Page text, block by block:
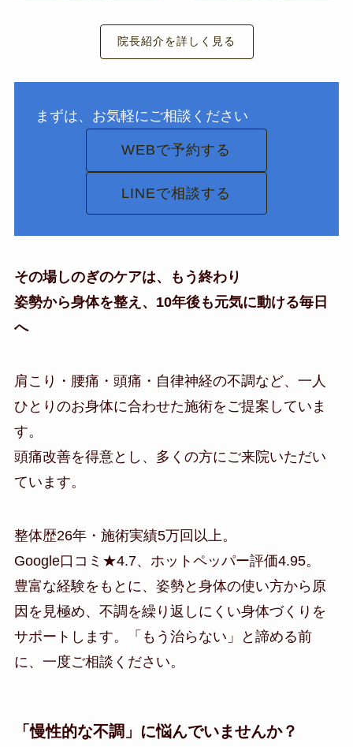
院長紹介を詳しく見る
まずは、お気軽にご相談ください
WEBで予約する
LINEで相談する
その場しのぎのケアは、もう終わり
姿勢から身体を整え、10年後も元気に動ける毎日
へ
肩こり・腰痛・頭痛・自律神経の不調など、一人
ひとりのお身体に合わせた施術をご提案していま
す。
頭痛改善を得意とし、多くの方にご来院いただい
ています。
整体歴26年・施術実績5万回以上。
Google口コミ★4.7、ホットペッパー評価4.95。
豊富な経験をもとに、姿勢と身体の使い方から原
因を見極め、不調を繰り返しにくい身体づくりを
サポートします。「もう治らない」と諦める前
に、一度ご相談ください。
「慢性的な不調」に悩んでいませんか？